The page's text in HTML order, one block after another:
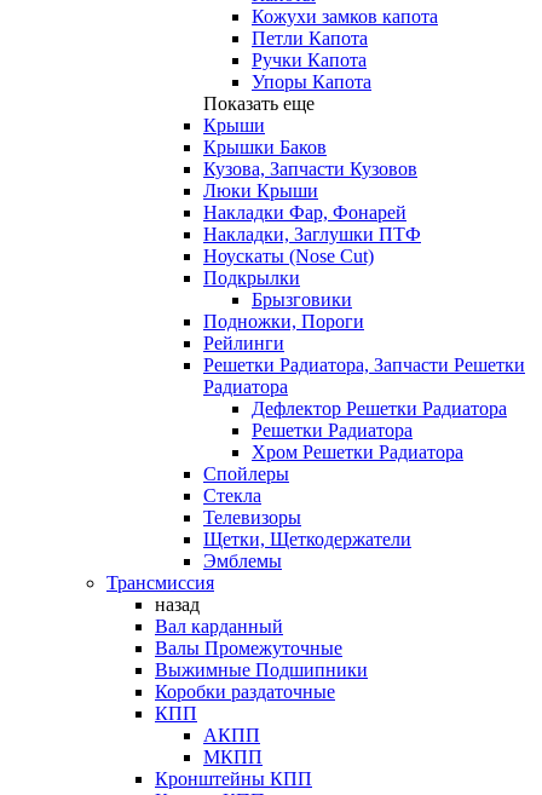
Кожухи замков капота
Петли Капота
Ручки Капота
Упоры Капота
Показать еще
Крыши
Крышки Баков
Кузова, Запчасти Кузовов
Люки Крыши
Накладки Фар, Фонарей
Накладки, Заглушки ПТФ
Ноускаты (Nose Cut)
Подкрылки
Брызговики
Подножки, Пороги
Рейлинги
Решетки Радиатора, Запчасти Решетки
Радиатора
Дефлектор Решетки Радиатора
Решетки Радиатора
Хром Решетки Радиатора
Спойлеры
Стекла
Телевизоры
Щетки, Щеткодержатели
Эмблемы
Трансмиссия
назад
Вал карданный
Валы Промежуточные
Выжимные Подшипники
Коробки раздаточные
КПП
АКПП
МКПП
Кронштейны КПП